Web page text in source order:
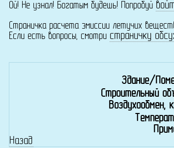
Ой! Не узнал! Богатым будешь! Попробуй
Страничка расчета эмиссии летучих
Если есть вопросы, смотри страничку
Здание/
Строительный
Воздухообмен,
Назад